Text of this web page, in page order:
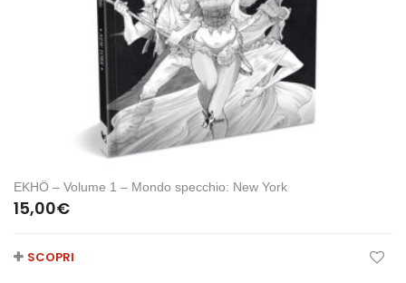
EKHÖ – Volume 1 – Mondo specchio: New York
15,00€
SCOPRI